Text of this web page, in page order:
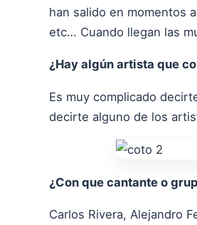
han salido en momentos
etc… Cuando llegan las
¿Hay algún artista que
Es muy complicado
decirte alguno de los
¿Con que cantante o
Carlos Rivera, Alejandro